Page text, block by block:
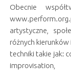
Obecnie
artystyczne,
różnych
techniki takie jak: